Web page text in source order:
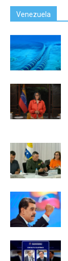
Venezuela